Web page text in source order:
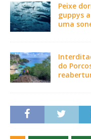
Peixe
guppys
uma
do